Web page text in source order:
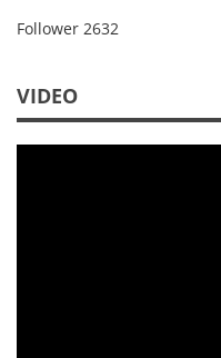
Follower 2632
VIDEO